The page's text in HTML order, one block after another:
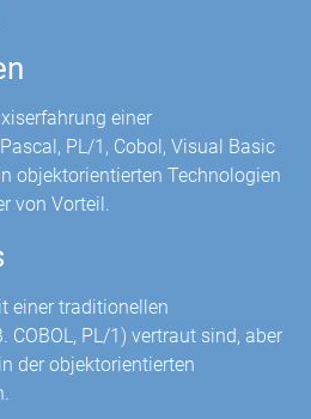
einer
PL/1, Cobol, Visual Basic
objektorientierten Technologien
von Vorteil.
einer traditionellen
COBOL, PL/1) vertraut sind, aber
der objektorientierten